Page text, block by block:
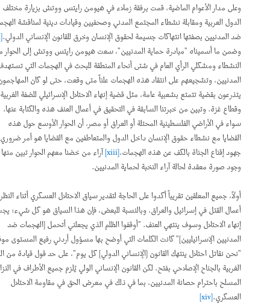
وعلى مدار الأعوام الماضية، قمت برفقة زملاء في هيومن رايتس ووتش بزيارة مختلف
الدول العربية ومقابلة نشطاء المجتمع المدني وصحفيين وقيادات دينية لمناقشة الهجمات
ضد المدنيين بصفتها انتهاكات جسيمة لحقوق الإنسان وخرق للقانون الإنساني الدولي.[xii]
وضمن ما أسميناه "مبادرة حماية المدنيين"، سعت هيومن رايتس ووتش إلى الحوار مع
النشطاء ومشكلي الرأي العام في شتى أنحاء المنطقة للبحث في الهجمات التي تستهدف
المدنيين، وتشجيعهم على انتقاد هذه الهجمات علناً متى وقعت، حتى لو كان المهاجمون
يتذرعون بقضية تتمتع بشعبية عامة، مثل قضية إنهاء الاحتلال الإسرائيلي للضفة الغربية
وقطاع غزة. وتبين من خبرتنا السابقة في التحقيق في أعمال العنف هذه والكتابة عنها،
سواء في الأراضي الفلسطينية المحتلة أو العراق أو مصر، أن الحوار الأوسع حول هذه
القضايا مع نشطاء حقوق الإنسان داخل الدول والمتعاطفين مع القضايا هو أمر ضروري في
جهود إقناع الجناة بالكف عن هذه الهجمات.[xiii]
آراء من خضنا معهم الحوار تبين منها
وجود صورة معقدة لحالة آراء النخبة لحماية المدنيين.
أولاً، جميع المعلقين تقريباً أكدوا على الحاجة لتقدير سياق الاحتلال العسكري أثناء النظر في
أعمال القتل في إسرائيل والعراق. وبالنسبة للبعض، فإن هذا السياق هو كل شيء: يجب
إنهاء الاحتلال وسوف ينتهي العنف. "أوقفوا الظلم الذي يجعلني أتحمل [الهجمات ضد
المدنيين الإسرائيليين]" كانت الكلمات التي أوضح بها مسؤول أردني رفيع المستوى موقفه.
"نحن نقاتل احتلال ينتهك القانون [الإنساني الدولي] كل يوم"، على حد قول قيادة من الضفة
الغربية بالجناح الإصلاحي بفتح. لكن القانون الإنساني الولي يُلزم جميع الأطراف في النزاع
المسلح باحترام حصانة المدنيين، بما في ذلك في معرض الحق في مقاومة الاحتلال
العسكري.[xiv]